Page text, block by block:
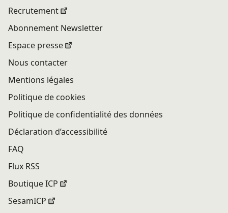
Recrutement
Abonnement Newsletter
Espace presse
Nous contacter
Mentions légales
Politique de cookies
Politique de confidentialité des données
Déclaration d’accessibilité
FAQ
Flux RSS
Boutique ICP
SesamICP